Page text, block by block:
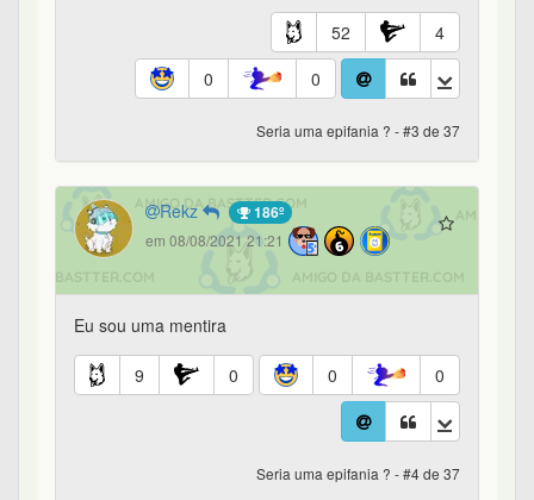
52
4
0
0
Seria uma epifania ? - #3 de 37
Rekz 186º
em 08/08/2021 21:21
Eu sou uma mentira
9 0 0 0
Seria uma epifania ? - #4 de 37